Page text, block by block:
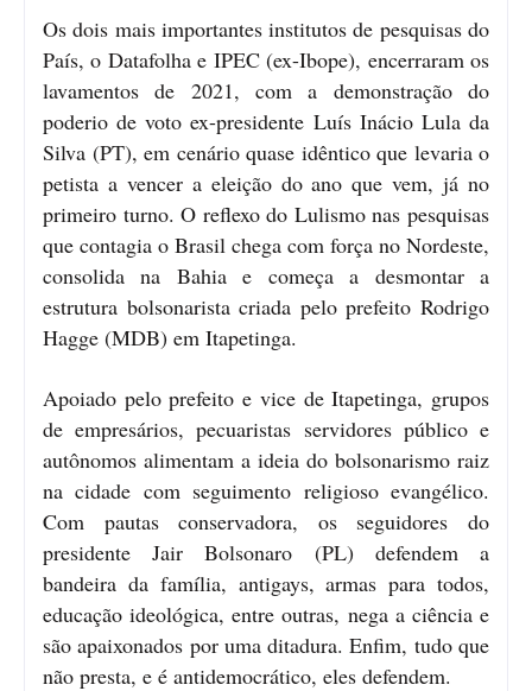
Os dois mais importantes institutos de pesquisas do
País, o Datafolha e IPEC (ex-Ibope), encerraram os
lavamentos de 2021, com a demonstração do
poderio de voto ex-presidente Luís Inácio Lula da
Silva (PT), em cenário quase idêntico que levaria o
petista a vencer a eleição do ano que vem, já no
primeiro turno. O reflexo do Lulismo nas pesquisas
que contagia o Brasil chega com força no Nordeste,
consolida na Bahia e começa a desmontar a
estrutura bolsonarista criada pelo prefeito Rodrigo
Hagge (MDB) em Itapetinga.
Apoiado pelo prefeito e vice de Itapetinga, grupos
de empresários, pecuaristas servidores público e
autônomos alimentam a ideia do bolsonarismo raiz
na cidade com seguimento religioso evangélico.
Com pautas conservadora, os seguidores do
presidente Jair Bolsonaro (PL) defendem a
bandeira da família, antigays, armas para todos,
educação ideológica, entre outras, nega a ciência e
são apaixonados por uma ditadura. Enfim, tudo que
não presta, e é antidemocrático, eles defendem.